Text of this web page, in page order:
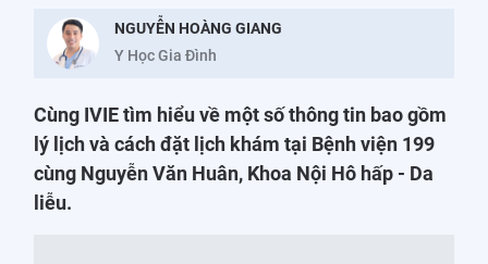
NGUYỄN HOÀNG GIANG
Y Học Gia Đình
Cùng IVIE tìm hiểu về một số thông tin bao gồm
lý lịch và cách đặt lịch khám tại Bệnh viện 199
cùng Nguyễn Văn Huân, Khoa Nội Hô hấp - Da
liễu.